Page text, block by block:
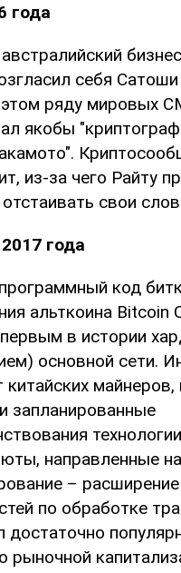
года
себя
этом ряду мировых
якобы
из-за чего Райту
свои
года
код
альткоина Bitcoin
в истории
основной сети.
китайских
запланированные
технологии
направленные
– расширение
по обработке
достаточно
рыночной